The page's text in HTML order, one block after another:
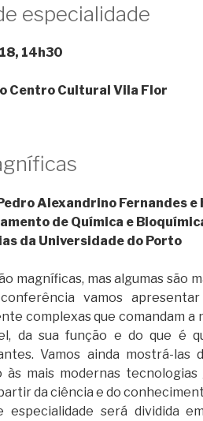
especialidade
14h30
Centro Cultural Vila Flor
Alexandrino Fernandes e
de Química e
da Universidade do Porto
magníficas, mas algumas são
vamos apresentar
complexas que comandam a
da sua função e do que é
Vamos ainda mostrá-las
mais modernas tecnologias
da ciência e do
especialidade será dividida